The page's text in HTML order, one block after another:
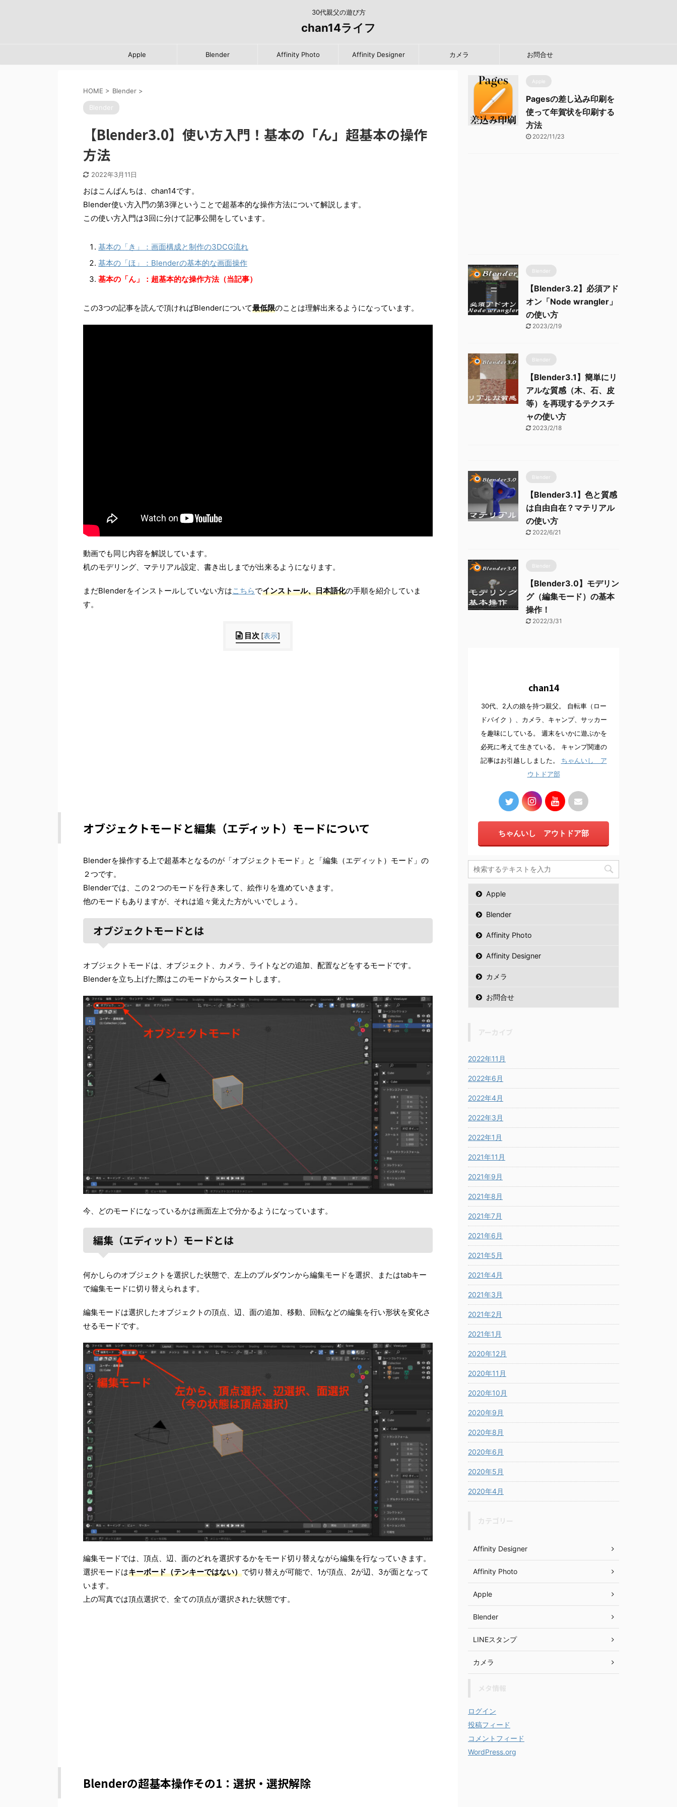
30代親父の遊び方
chan14ライフ
Apple Blender Affinity Photo Affinity Designer カメラ お問合せ
HOME > Blender >
Blender
【Blender3.0】使い方入門！基本の「ん」超基本の操作
方法
2022年3月11日
おはこんばんちは、chan14です。
Blender使い方入門の第3弾ということで超基本的な操作方法について解説します。
この使い方入門は3回に分けて記事公開をしています。
基本の「き」：画面構成と制作の3DCG流れ
基本の「ほ」：Blenderの基本的な画面操作
基本の「ん」：超基本的な操作方法（当記事）
この3つの記事を読んで頂ければBlenderについて最低限のことは理解出来るようになっています。
動画でも同じ内容を解説しています。
机のモデリング、マテリアル設定、書き出しまでが出来るようになります。
まだBlenderをインストールしていない方はこちらでインストール、日本語化の手順を紹介していま
す。
目次 [表示]
オブジェクトモードと編集（エディット）モードについて
Blenderを操作する上で超基本となるのが「オブジェクトモード」と「編集（エディット）モード」の
２つです。
Blenderでは、この２つのモードを行き来して、絵作りを進めていきます。
他のモードもありますが、それは追々覚えた方がいいでしょう。
オブジェクトモードとは
オブジェクトモードは、オブジェクト、カメラ、ライトなどの追加、配置などをするモードです。
Blenderを立ち上げた際はこのモードからスタートします。
今、どのモードになっているかは画面左上で分かるようになっています。
編集（エディット）モードとは
何かしらのオブジェクトを選択した状態で、左上のプルダウンから編集モードを選択、またはtabキー
で編集モードに切り替えられます。
編集モードは選択したオブジェクトの頂点、辺、面の追加、移動、回転などの編集を行い形状を変化さ
せるモードです。
編集モードでは、頂点、辺、面のどれを選択するかをモード切り替えながら編集を行なっていきます。
選択モードはキーボード（テンキーではない）で切り替えが可能で、1が頂点、2が辺、3が面となって
います。
上の写真では頂点選択で、全ての頂点が選択された状態です。
Blenderの超基本操作その1：選択・選択解除
Apple
Pagesの差し込み印刷を
使って年賀状を印刷する
方法
2022/11/23
Blender
【Blender3.2】必須アド
オン「Node wrangler」
の使い方
2023/2/19
Blender
【Blender3.1】簡単にリ
アルな質感（木、石、皮
等）を再現するテクスチ
ャの使い方
2023/2/18
Blender
【Blender3.1】色と質感
は自由自在？マテリアル
の使い方
2022/6/21
Blender
【Blender3.0】モデリン
グ（編集モード）の基本
操作！
2022/3/31
chan14
30代、2人の娘を持つ親父。 自転車（ロー
ドバイク ）、カメラ、キャンプ、サッカー
を趣味にしている。 週末をいかに遊ぶかを
必死に考えて生きている。 キャンプ関連の
記事はお引越ししました。 ちゃんいし ア
ウトドア部
ちゃんいし アウトドア部
Apple
Blender
Affinity Photo
Affinity Designer
カメラ
お問合せ
2022年11月
2022年6月
2022年4月
2022年3月
2022年1月
2021年11月
2021年9月
2021年8月
2021年7月
2021年6月
2021年5月
2021年4月
2021年3月
2021年2月
2021年1月
2020年12月
2020年11月
2020年10月
2020年9月
2020年8月
2020年6月
2020年5月
2020年4月
Affinity Designer
Affinity Photo
Apple
Blender
LINEスタンプ
カメラ
ログイン
投稿フィード
コメントフィード
WordPress.org